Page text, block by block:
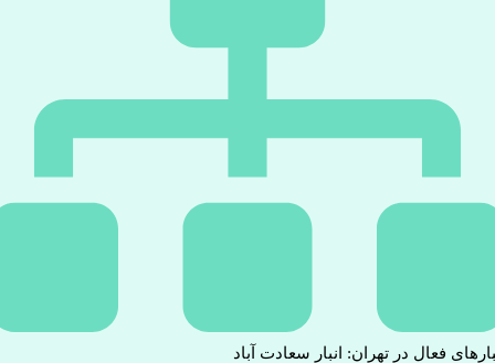
فعال در تهران: انبار سعادت آباد